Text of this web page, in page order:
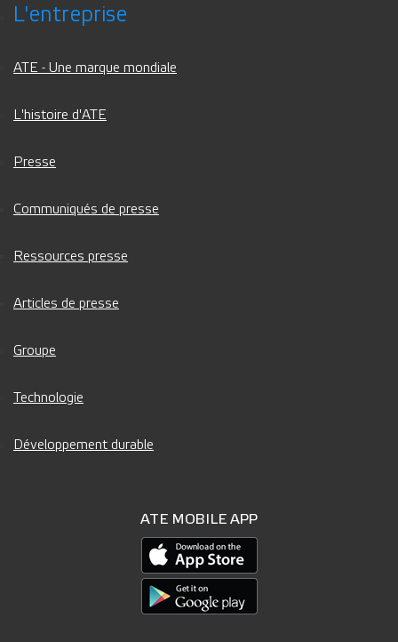
L'entreprise
ATE - Une marque mondiale
L'histoire d'ATE
Presse
Communiqués de presse
Ressources presse
Articles de presse
Groupe
Technologie
Développement durable
ATE MOBILE APP